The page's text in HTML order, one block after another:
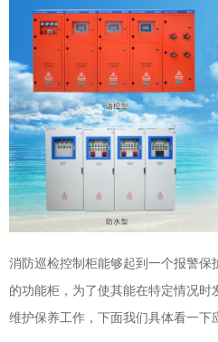
消防巡检控制柜能够起到一个报警保
的功能柜，为了使其能在特定情况时
维护保养工作，下面我们具体看一下